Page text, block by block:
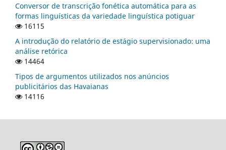
Conversor de transcrição fonética automática para as
formas linguísticas da variedade linguística potiguar
16115
A introdução do relatório de estágio supervisionado: uma
análise retórica
14464
Tipos de argumentos utilizados nos anúncios
publicitários das Havaianas
14116